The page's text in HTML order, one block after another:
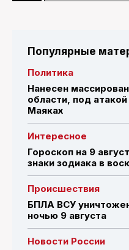
Популярные
Политика
Нанесен
области, под
Маяках
Интересное
Гороскоп на 9
знаки зодиака в
Происшествия
БПЛА ВСУ
ночью 9 августа
Новости России